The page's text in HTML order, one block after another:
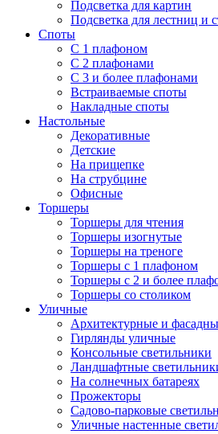
Подсветка для картин
Подсветка для лестниц и
Споты
С 1 плафоном
С 2 плафонами
С 3 и более плафонами
Встраиваемые споты
Накладные споты
Настольные
Декоративные
Детские
На прищепке
На струбцине
Офисные
Торшеры
Торшеры для чтения
Торшеры изогнутые
Торшеры на треноге
Торшеры с 1 плафоном
Торшеры с 2 и более
Торшеры со столиком
Уличные
Архитектурные и
Гирлянды уличные
Консольные светильники
Ландшафтные
На солнечных батареях
Прожекторы
Садово-парковые
Уличные настенные